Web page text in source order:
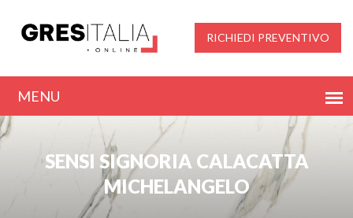
RICHIEDI PREVENTIVO
SENSI SIGNORIA CALACATTA
MICHELANGELO